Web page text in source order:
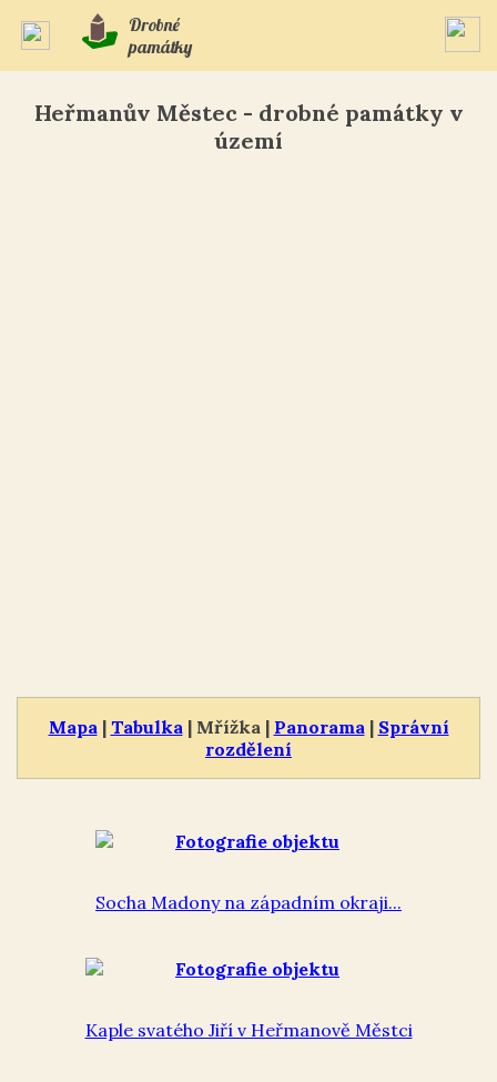
Drobné
památky
Heřmanův Městec - drobné památky v
území
Mapa | Tabulka | Mřížka | Panorama | Správní
rozdělení
Socha Madony na západním okraji...
Kaple svatého Jiří v Heřmanově Městci